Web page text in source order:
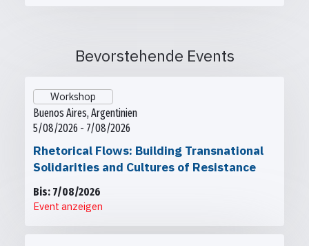
Bevorstehende Events
Workshop
Buenos Aires, Argentinien
5/08/2026 - 7/08/2026
Rhetorical Flows: Building Transnational
Solidarities and Cultures of Resistance
Bis: 7/08/2026
Event anzeigen